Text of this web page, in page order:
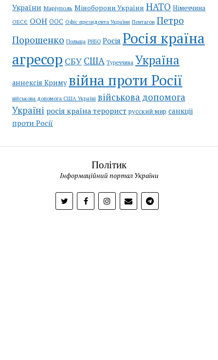
України Маріуполь Міноборони України НАТО Німеччина
ОБСЄ ООН ООС Офіс президента України Пентагон Петро
Порошенко Польща РНБО Росія Росія країна
агресор СБУ США Туреччина Україна
аннексія Криму війна проти Росії
військова допомога США Україні військова допомога
Україні росія країна терорист русский мир санкціі
проти Росії
Політик
Інформаційний портал України